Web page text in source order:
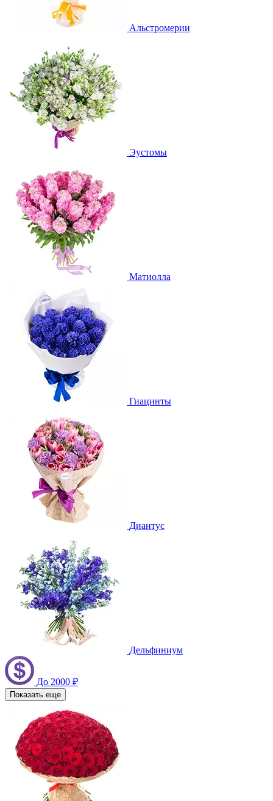
Альстромерии
Эустомы
Матиолла
Гиацинты
Диантус
Дельфиниум
До 2000 ₽
Показать еще